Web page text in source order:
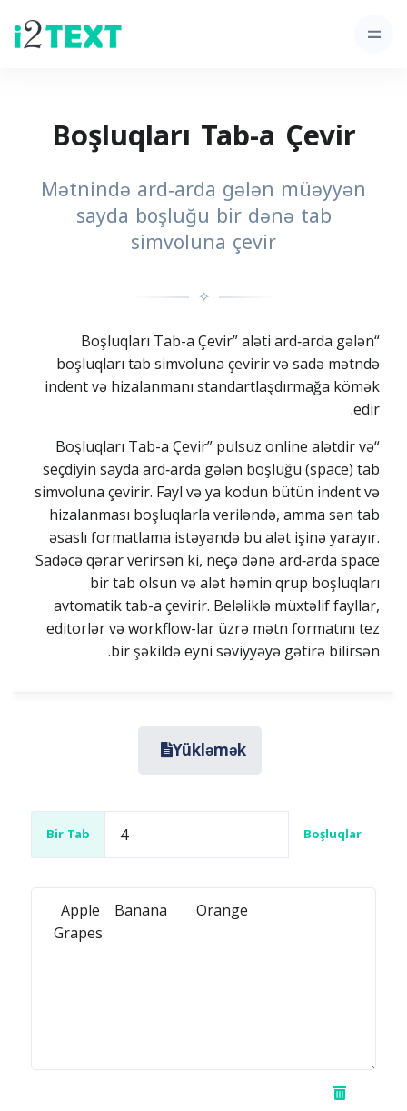
Boşluqları Tab-a Çevir
Mətnində ard‑arda gələn müəyyən
sayda boşluğu bir dənə tab
simvoluna çevir
✧
“Boşluqları Tab-a Çevir” aləti ard‑arda gələn
boşluqları tab simvoluna çevirir və sadə mətndə
indent və hizalanmanı standartlaşdırmağa kömək
edir.
“Boşluqları Tab-a Çevir” pulsuz online alətdir və
seçdiyin sayda ard‑arda gələn boşluğu (space) tab
simvoluna çevirir. Fayl və ya kodun bütün indent və
hizalanması boşluqlarla veriləndə, amma sən tab
əsaslı formatlama istəyəndə bu alət işinə yarayır.
Sadəcə qərar verirsən ki, neçə dənə ard‑arda space
bir tab olsun və alət həmin qrup boşluqları
avtomatik tab-a çevirir. Beləliklə müxtəlif fayllar,
editorlər və workflow-lar üzrə mətn formatını tez
bir şəkildə eyni səviyyəyə gətirə bilirsən.
Yükləmək
Bir Tab Boşluqlar